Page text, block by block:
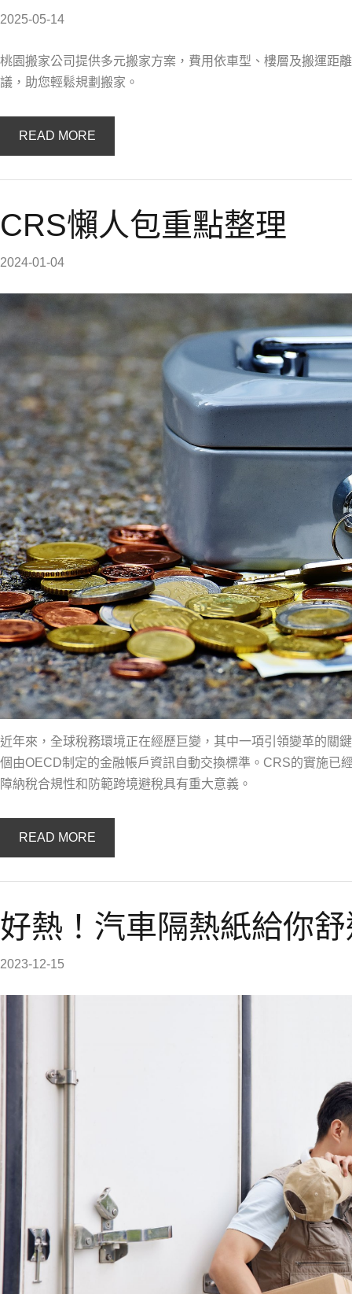
2025-05-14
桃園搬家公司提供多元搬家方案，費用依車型、樓層及搬運距
議，助您輕鬆規劃搬家。
READ MORE
CRS懶人包重點整理
2024-01-04
近年來，全球稅務環境正在經歷巨變，其中一項引領變革的關
個由OECD制定的金融帳戶資訊自動交換標準。CRS的實施已
障納稅合規性和防範跨境避稅具有重大意義。
READ MORE
好熱！汽車隔熱紙給你
2023-12-15